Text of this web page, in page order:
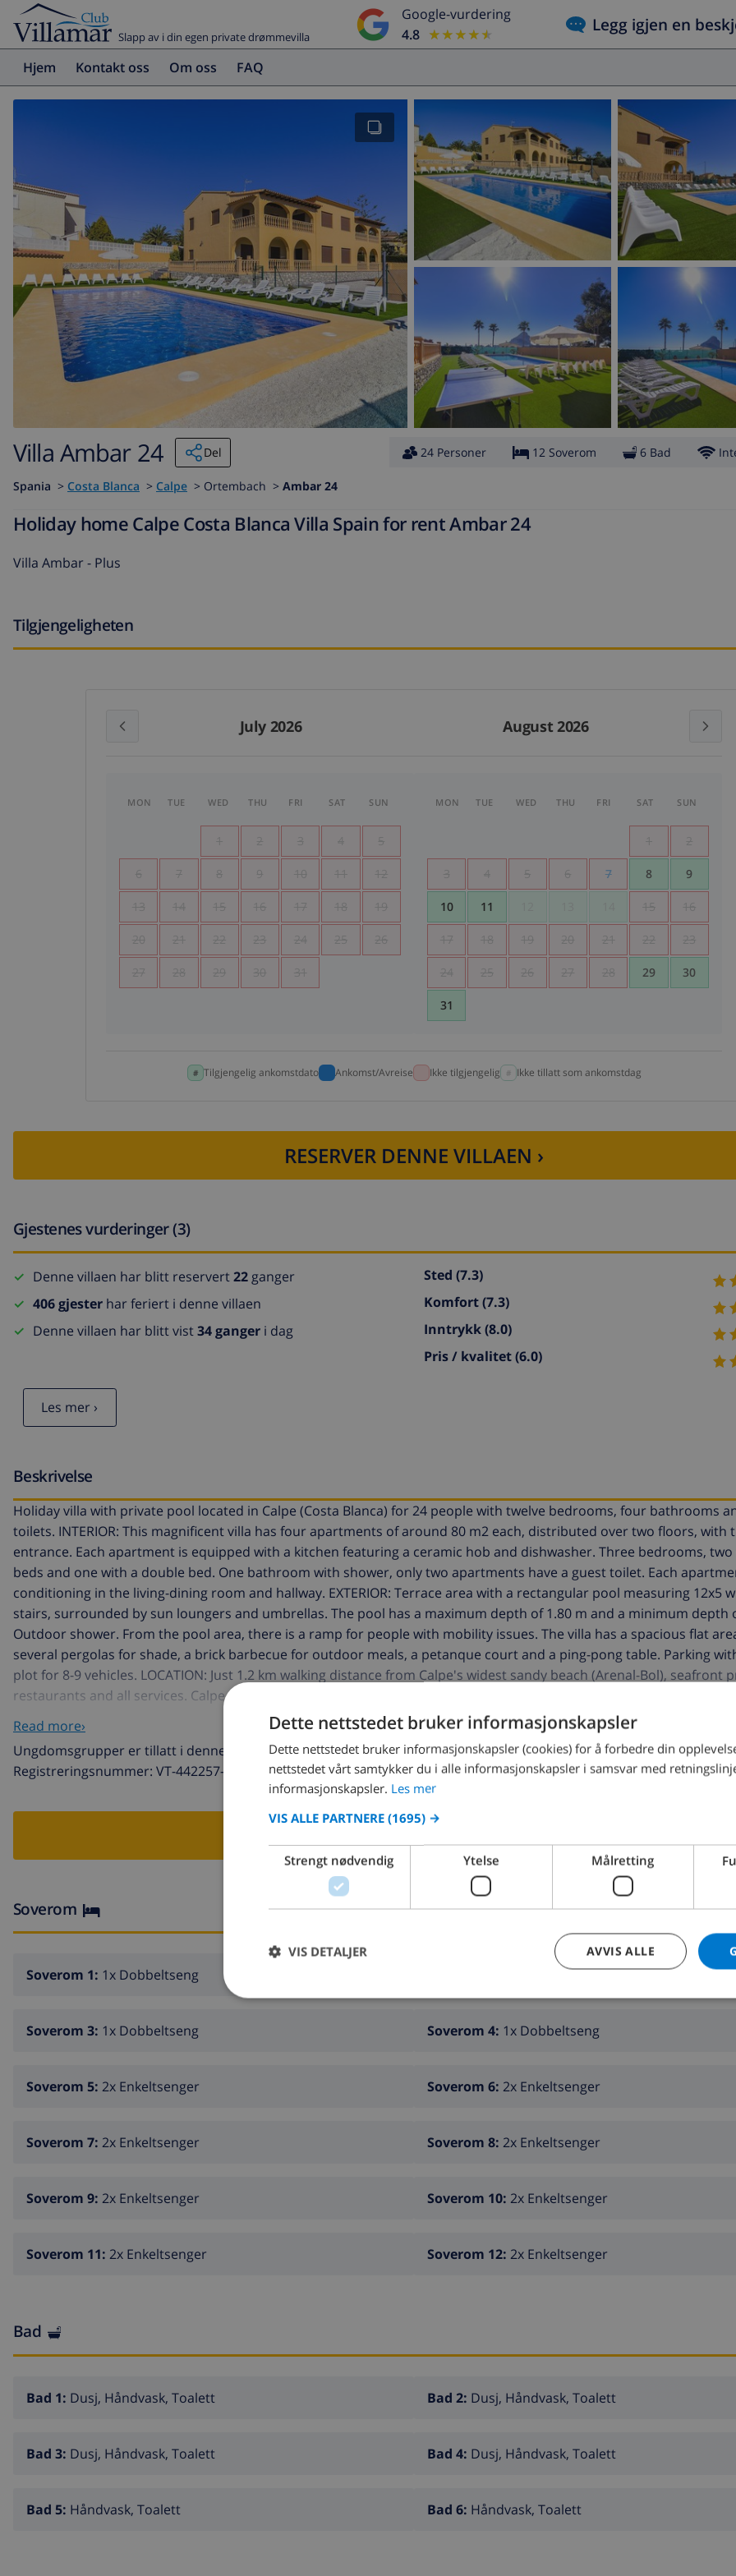
Slapp av i din egen private drømmevilla
Google-vurdering
4.8
★★★★★
★★★★★ Legg igjen en
Hjem Kontakt oss Om oss FAQ
Villa Ambar 24 Del 24 Personer 12 Soverom 6 Bad
Spania > Costa Blanca > Calpe > Ortembach > Ambar 24
Holiday home Calpe Costa Blanca Villa Spain for rent Ambar 24
Villa Ambar - Plus
Tilgjengeligheten
July 2026 August 2026
MON TUE WED THU FRI SAT SUN
1 2 3 4 5
6 7 8 9 10 11 12
13 14 15 16 17 18 19
20 21 22 23 24 25 26
27 28 29 30 31
MON TUE WED THU FRI SAT SUN
1 2
3 4 5 6 7 8 9
10 11 15 16
17 18 19 20 21 22 23
24 25 26 27 28 29 30
31
Tilgjengelig ankomstdato Ankomst/Avreise Ikke tilgjengelig Ikke tillatt som ankomstdag
RESERVER DENNE VILLAEN ›
Gjestenes vurderinger (3)
Denne villaen har blitt reservert22 ganger
406 gjester har feriert i denne villaen
Denne villaen har blitt vist34 ganger i dag
Sted (7.3)
Komfort(7.3)
Inntrykk(8.0)
Pris / kvalitet(6.0)
Les mer ›
Beskrivelse
Holiday villa with private pool located in Calpe (Costa Blanca) for 24 people with twelve bedrooms, four bathrooms
toilets. INTERIOR: This magnificent villa has four apartments of around 80 m2 each, distributed over two floors, with
entrance. Each apartment is equipped with a kitchen featuring a ceramic hob and dishwasher. Three bedrooms,
beds and one with a double bed. One bathroom with shower, only two apartments have a guest toilet. Each
conditioning in the living-dining room and hallway. EXTERIOR: Terrace area with a rectangular pool measuring 12x5
stairs, surrounded by sun loungers and umbrellas. The pool has a maximum depth of 1.80 m and a minimum depth
Outdoor shower. From the pool area, there is a ramp for people with mobility issues. The villa has a spacious flat
several pergolas for shade, a brick barbecue for outdoor meals, a petanque court and a ping-pong table. Parking
plot for 8-9 vehicles. LOCATION: Just 1.2 km walking distance from Calpe's widest sandy beach (Arenal-Bol), seafront
restaurants and all services. Calpe town is approximately 1.5 km away. OBSERVATION: Free WiFi. Animals weighing
are allowed with a supplement.
Read more›
Ungdomsgrupper er tillatt i denne villaen
Registreringsnummer: VT-442257-A
Soverom
Soverom 1: 1x Dobbeltseng 1x Dobbeltseng
Soverom 3: 1x Dobbeltseng Soverom 4: 1x Dobbeltseng
Soverom 5: 2x Enkeltsenger Soverom 6: 2x Enkeltsenger
Soverom 7: 2x Enkeltsenger Soverom 8: 2x Enkeltsenger
Soverom 9: 2x Enkeltsenger Soverom 10: 2x Enkeltsenger
Soverom 11: 2x Enkeltsenger Soverom 12: 2x Enkeltsenger
Bad
Bad 1: Dusj, Håndvask, Toalett Bad 2: Dusj, Håndvask, Toalett
Bad 3: Dusj, Håndvask, Toalett Bad 4: Dusj, Håndvask, Toalett
Bad 5: Håndvask, Toalett Bad 6: Håndvask, Toalett
Dette nettstedet bruker informasjonskapsler
Dette nettstedet bruker informasjonskapsler (cookies) for å forbedre din
nettstedet vårt samtykker du i alle informasjonskapsler i samsvar med
informasjonskapsler. Les mer
VIS ALLE PARTNERE (1695) →
Strengt nødvendig Ytelse Målretting
AVVIS ALLE
VIS DETALJER